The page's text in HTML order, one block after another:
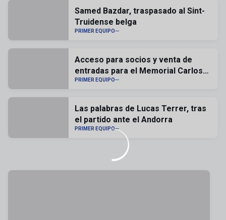
Samed Bazdar, traspasado al Sint-
Truidense belga
PRIMER EQUIPO
Acceso para socios y venta de
entradas para el Memorial Carlos
Lapetra
PRIMER EQUIPO
Las palabras de Lucas Terrer, tras
el partido ante el Andorra
PRIMER EQUIPO